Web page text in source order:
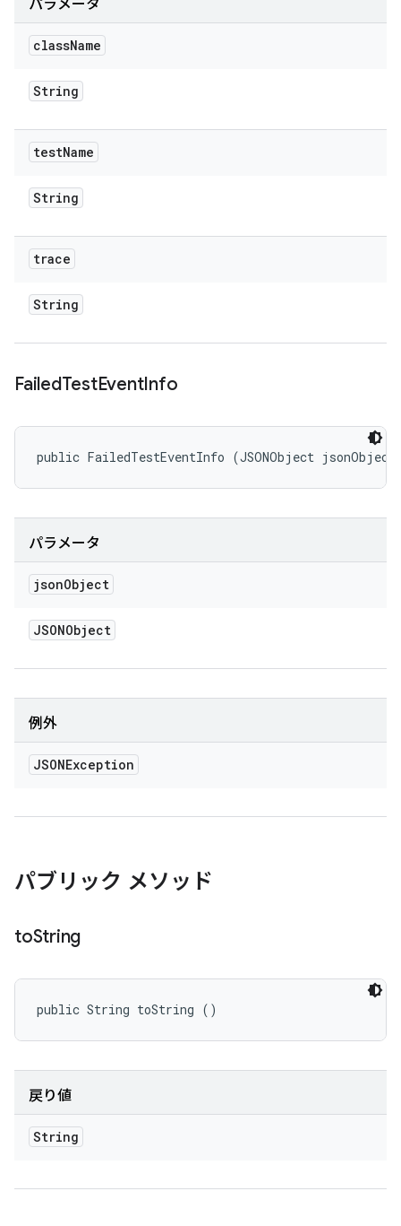
パラメータ
className
String
testName
String
trace
String
FailedTestEventInfo
public FailedTestEventInfo (JSONObject
パラメータ
jsonObject
JSONObject
例外
JSONException
パブリック メソッド
toString
public String toString ()
戻り値
String